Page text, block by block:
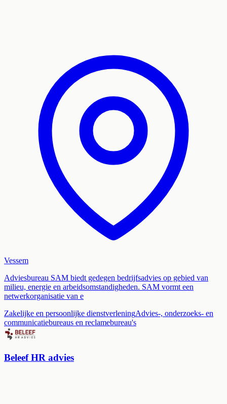
Vessem
Adviesbureau SAM biedt gedegen bedrijfsadvies op gebied van
milieu, energie en arbeidsomstandigheden. SAM vormt een
netwerkorganisatie van e
Zakelijke en persoonlijke dienstverleningAdvies-, onderzoeks- en
communicatiebureaus en reclamebureau's
Beleef HR advies